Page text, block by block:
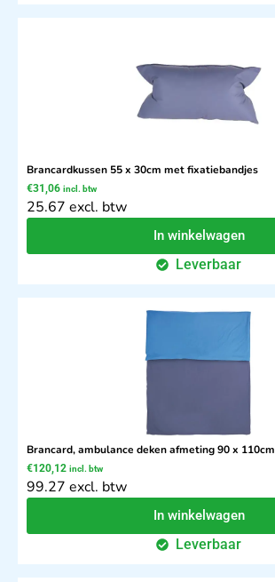
Brancardkussen 55 x 30cm met fixatiebandjes
€31,06 incl. btw
25.67 excl. btw
In winkelwagen
Leverbaar
Brancard, ambulance deken afmeting 90 x 110cm
€120,12 incl. btw
99.27 excl. btw
In winkelwagen
Leverbaar